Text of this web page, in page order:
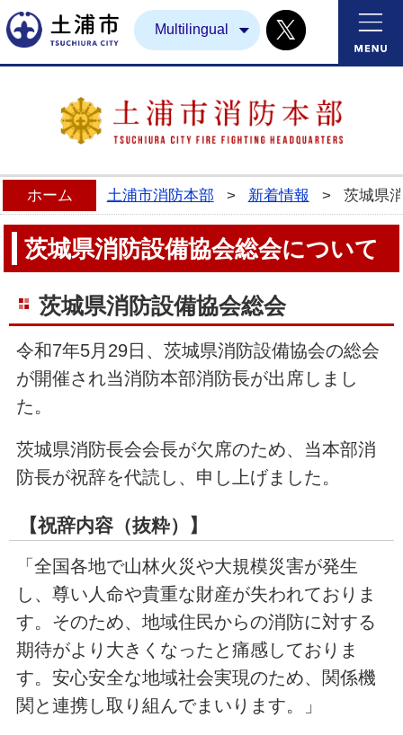
土浦市Multilingual Twitter
ホーム 土浦市消防本部 > 新着情報 > 茨城県
茨城県消防設備協会総会について
茨城県消防設備協会総会
令和7年5月29日、茨城県消防設備協会の総会
が開催され当消防本部消防長が出席しまし
た。
茨城県消防長会会長が欠席のため、当本部消
防長が祝辞を代読し、申し上げました。
【祝辞内容（抜粋）】
「全国各地で山林火災や大規模災害が発生
し、尊い人命や貴重な財産が失われておりま
す。そのため、地域住民からの消防に対する
期待がより大きくなったと痛感しておりま
す。安心安全な地域社会実現のため、関係機
関と連携し取り組んでまいります。」